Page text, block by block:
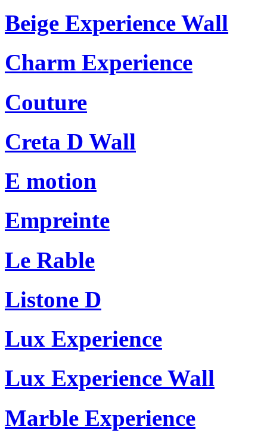
Beige Experience Wall
Charm Experience
Couture
Creta D Wall
E motion
Empreinte
Le Rable
Listone D
Lux Experience
Lux Experience Wall
Marble Experience